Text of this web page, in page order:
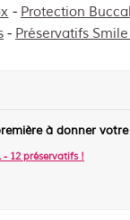
- Protection
- Préservatifs
à donner
- 12 préservatifs!